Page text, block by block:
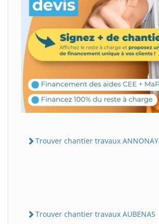
Trouver chantier travaux ANNONAY
Trouver chantier travaux AUBENAS